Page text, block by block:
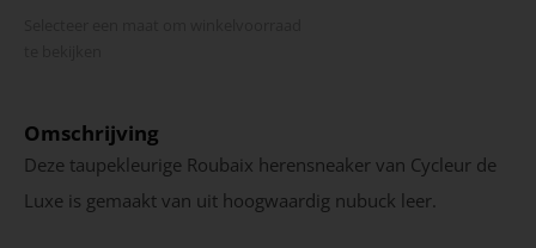
Omschrijving
Deze taupekleurige Roubaix herensneaker van Cycleur de
Luxe is gemaakt van uit hoogwaardig nubuck leer.